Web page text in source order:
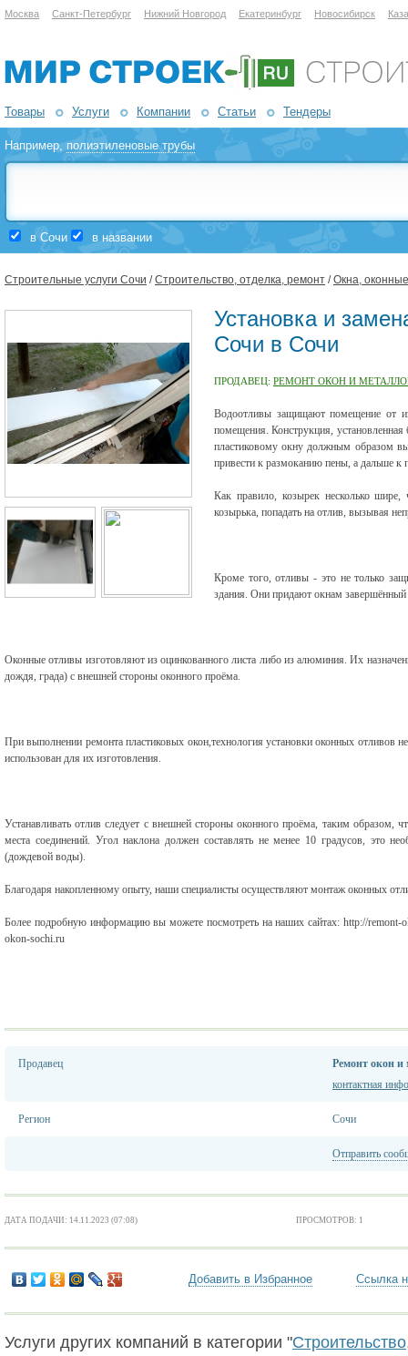
Москва Санкт-Петербург Нижний Новгород Екатеринбург Новосибирск
Товары Услуги Компании Статьи Тендеры
Например,полиэтиленовые трубы
в Сочи в названии
Строительные услуги Сочи /Строительство, отделка, ремонт /Окна,
Установка и
Сочи в Сочи
ПРОДАВЕЦ: РЕМОНТ ОКОН И
Водоотливы защищают помещение от
помещения. Конструкция, установленная
пластиковому окну должным образом
привести к размоканию пены, а дальше к
Как правило, козырек несколько
козырька, попадать на отлив, вызывая
Кроме того, отливы - это не только
здания. Они придают окнам завершённый
Оконные отливы изготовляют из оцинкованного листа либо из алюминия. Их
дождя, града) с внешней стороны оконного проёма.
При выполнении ремонта пластиковых окон,технология установки оконных отливов
использован для их изготовления.
Устанавливать отлив следует с внешней стороны оконного проёма, таким образом,
места соединений. Угол наклона должен составлять не менее 10 градусов, это
(дождевой воды).
Благодаря накопленному опыту, наши специалисты осуществляют монтаж оконных
Более подробную информацию вы можете посмотреть на наших сайтах: http://
okon-sochi.ru
Продавец
Ремонт окон и
контактная
Регион Сочи
Отправить
ДАТА ПОДАЧИ: 14.11.2023 (07:08) ПРОСМОТРОВ: 1
Добавить в Избранное Ссылка
Услуги других компаний в категории "